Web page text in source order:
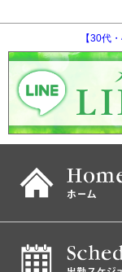
【30代